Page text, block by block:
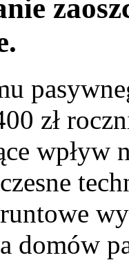
zł
wpływ
domów